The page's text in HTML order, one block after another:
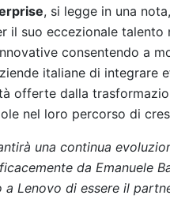
, si legge in una
il suo eccezionale talento
consentendo a
italiane di integrare
offerte dalla
nel loro percorso di
una continua
da Emanuele
a Lenovo di essere il